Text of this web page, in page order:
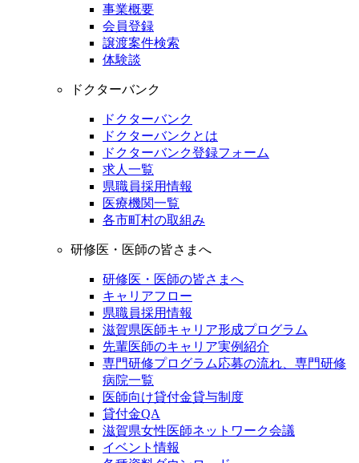
事業概要
会員登録
譲渡案件検索
体験談
ドクターバンク
ドクターバンク
ドクターバンクとは
ドクターバンク登録フォーム
求人一覧
県職員採用情報
医療機関一覧
各市町村の取組み
研修医・医師の皆さまへ
研修医・医師の皆さまへ
キャリアフロー
県職員採用情報
滋賀県医師キャリア形成プログラム
先輩医師のキャリア実例紹介
専門研修プログラム応募の流れ、専門研修
病院一覧
医師向け貸付金貸与制度
貸付金QA
滋賀県女性医師ネットワーク会議
イベント情報